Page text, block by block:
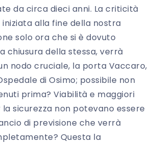
da circa dieci anni. La criticità
iniziata alla fine della nostra
solo ora che si è dovuto
chiusura della stessa, verrà
nodo cruciale, la porta Vaccaro,
di Osimo; possibile non
prima? Viabilità e maggiori
sicurezza non potevano essere
di previsione che verrà
Questa la